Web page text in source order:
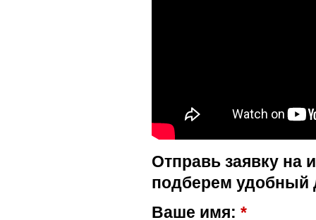
Отправь заявку на
подберем удобный
Ваше имя: *